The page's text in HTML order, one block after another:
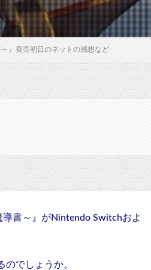
』発売初日のネットの感想など
書～』がNintendo Switchおよ
でしょうか。